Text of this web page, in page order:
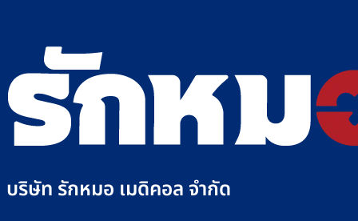
บริษัท รักหมอ เมดิคอล จำกัด